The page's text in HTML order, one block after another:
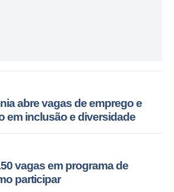
abre vagas de emprego e
em inclusão e diversidade
vagas em programa de
participar